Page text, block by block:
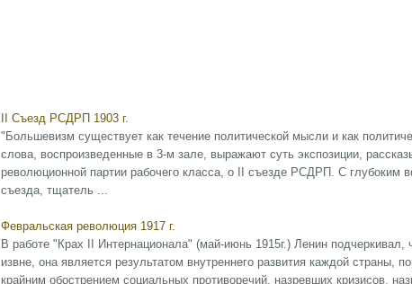
II Съезд РСДРП 1903 г.
"Большевизм существует как течение политической мысли и как
слова, воспроизведенные в 3-м зале, выражают суть экспозиции,
революционной партии рабочего класса, о II съезде РСДРП. С глубоким
съезда, тщатель ...
Февральская революция 1917 г.
В работе "Крах II Интернационала" (май-июнь 1915г.) Ленин
извне, она является результатом внутреннего развития каждой страны,
крайним обострением социальных противоречий, назревших кризисов,